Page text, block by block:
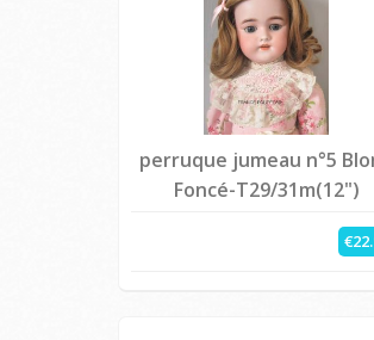
perruque jumeau n°5
Foncé-T29/31m(12")